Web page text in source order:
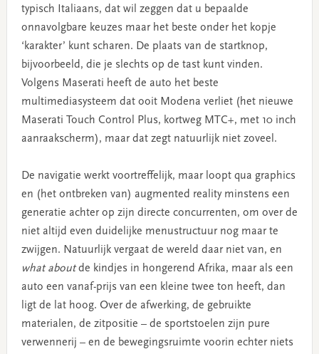
typisch Italiaans, dat wil zeggen dat u bepaalde
onnavolgbare keuzes maar het beste onder het kopje
‘karakter’ kunt scharen. De plaats van de startknop,
bijvoorbeeld, die je slechts op de tast kunt vinden.
Volgens Maserati heeft de auto het beste
multimediasysteem dat ooit Modena verliet (het nieuwe
Maserati Touch Control Plus, kortweg MTC+, met 10 inch
aanraakscherm), maar dat zegt natuurlijk niet zoveel.
De navigatie werkt voortreffelijk, maar loopt qua graphics
en (het ontbreken van) augmented reality minstens een
generatie achter op zijn directe concurrenten, om over de
niet altijd even duidelijke menustructuur nog maar te
zwijgen. Natuurlijk vergaat de wereld daar niet van, en
what aboutde kindjes in hongerend Afrika, maar als een
auto een vanaf-prijs van een kleine twee ton heeft, dan
ligt de lat hoog. Over de afwerking, de gebruikte
materialen, de zitpositie – de sportstoelen zijn pure
verwennerij – en de bewegingsruimte voorin echter niets